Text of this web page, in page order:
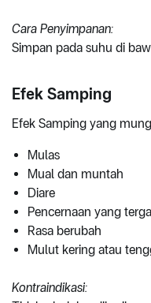
Cara Penyimpanan:
Simpan pada suhu di
Efek Samping
Efek Samping yang
Mulas
Mual dan muntah
Diare
Pencernaan yang
Rasa berubah
Mulut kering atau
Kontraindikasi: